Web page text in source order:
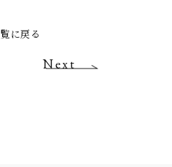
に戻る
Next